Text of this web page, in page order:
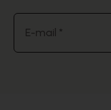
E-mail *